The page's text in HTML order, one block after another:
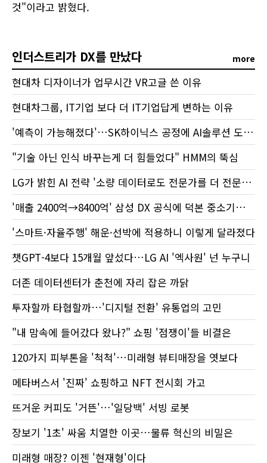
것"이라고 밝혔다.
인더스트리가 DX를 만났다 more
현대차 디자이너가 업무시간 VR고글 쓴 이유
현대차그룹, IT기업 보다 더 IT기업답게 변하는 이유
'예측이 가능해졌다'…SK하이닉스 공정에 AI솔루션 도입했더니
"기술 아닌 인식 바꾸는게 더 힘들었다" HMM의 뚝심
LG가 밝힌 AI 전략 '소량 데이터로도 전문가를 더 전문가답게'
'매출 2400억→8400억' 삼성 DX 공식에 덕본 중소기업 살펴보니
'스마트·자율주행' 해운·선박에 적용하니 이렇게 달라졌다
챗GPT-4보다 15개월 앞섰다…LG AI '엑사원' 넌 누구니
더존 데이터센터가 춘천에 자리 잡은 까닭
투자할까 타협할까…'디지털 전환' 유통업의 고민
"내 맘속에 들어갔다 왔나?" 쇼핑 '점쟁이'들 비결은
120가지 피부톤을 '척척'…미래형 뷰티매장을 엿보다
메타버스서 '진짜' 쇼핑하고 NFT 전시회 가고
뜨거운 커피도 '거뜬'…'일당백' 서빙 로봇
장보기 '1초' 싸움 치열한 이곳…물류 혁신의 비밀은
미래형 매장? 이젠 '현재형'이다